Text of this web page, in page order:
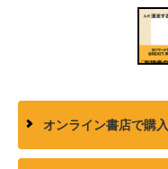
オンライン書店で購入